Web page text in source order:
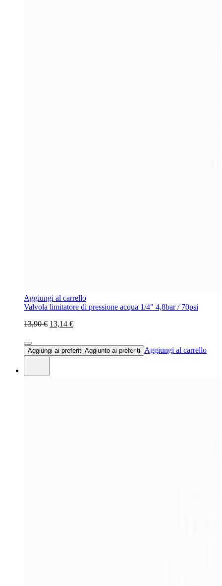
Aggiungi al carrello
Valvola limitatore di pressione acqua 1/4" 4,8bar / 70psi
13,90 € 13,14 €
Aggiungi ai preferiti Aggiunto ai preferiti Aggiungi al carrello